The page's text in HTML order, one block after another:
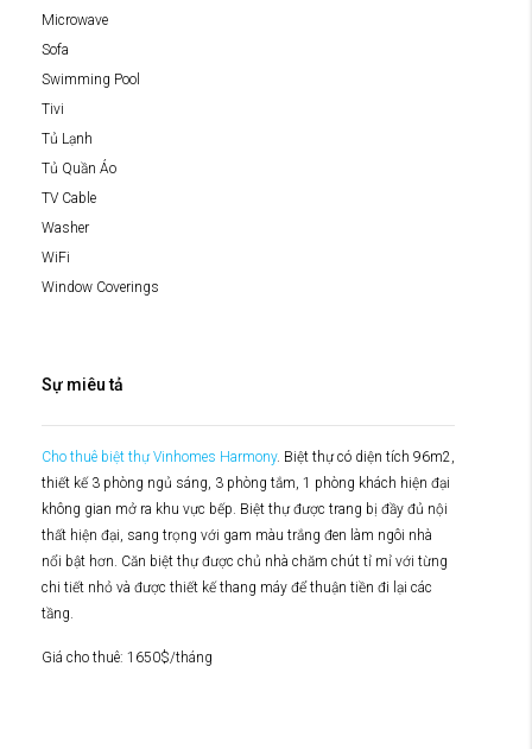
Microwave
Sofa
Swimming Pool
Tivi
Tủ Lạnh
Tủ Quần Áo
TV Cable
Washer
WiFi
Window Coverings
Sự miêu tả
Cho thuê biệt thự Vinhomes Harmony. Biệt thự có diện tích 96m2,
thiết kế 3 phòng ngủ sáng, 3 phòng tắm, 1 phòng khách hiện đại
không gian mở ra khu vực bếp. Biệt thự được trang bị đầy đủ nội
thất hiện đại, sang trọng với gam màu trắng đen làm ngôi nhà
nổi bật hơn. Căn biệt thự được chủ nhà chăm chút tỉ mỉ với từng
chi tiết nhỏ và được thiết kế thang máy để thuận tiền đi lại các
tầng.
Giá cho thuê: 1650$/tháng